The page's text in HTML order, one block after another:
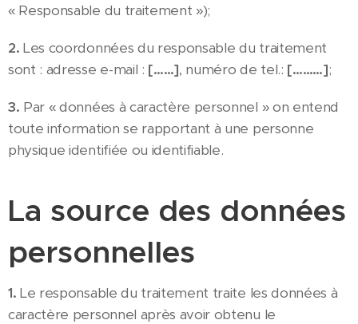
« Responsable du traitement »);
2.Les coordonnées du responsable du traitement
sont : adresse e-mail : [……], numéro de tel.: [………];
3. Par « données à caractère personnel » on entend
toute information se rapportant à une personne
physique identifiée ou identifiable.
La source des données
personnelles
1.Le responsable du traitement traite les données à
caractère personnel après avoir obtenu le